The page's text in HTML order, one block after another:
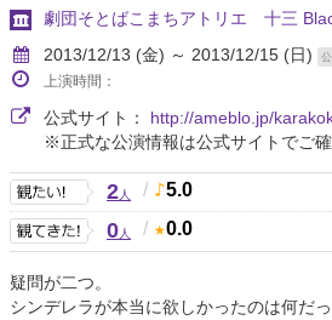
劇団そとばこまちアトリエ 十三
2013/12/13 (金) ～ 2013/12/15 (日)
上演時間：
公式サイト： http://ameblo.jp/
※正式な公演情報は公式サイトでご確
2人 / 5.0
0人 / 0.0
疑問が二つ。
シンデレラが本当に欲しかったのは何だっ